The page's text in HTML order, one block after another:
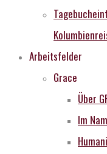
Arbeitsfelder
Grace
Über
Im